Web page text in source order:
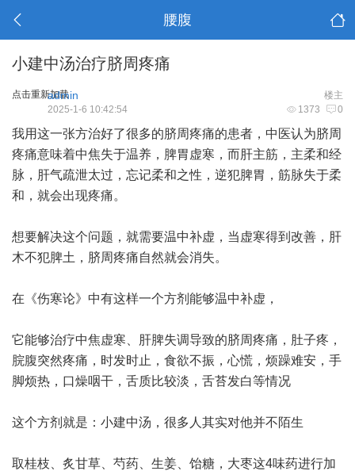
腰腹
小建中汤治疗脐周疼痛
点击重新加载 楼主
admin
1373 0
2025-1-6 10:42:54
我用这一张方治好了很多的脐周疼痛的患者，中医认为脐周
疼痛意味着中焦失于温养，脾胃虚寒，而肝主筋，主柔和经
脉，肝气疏泄太过，忘记柔和之性，逆犯脾胃，筋脉失于柔
和，就会出现疼痛。
想要解决这个问题，就需要温中补虚，当虚寒得到改善，肝
木不犯脾土，脐周疼痛自然就会消失。
在《伤寒论》中有这样一个方剂能够温中补虚，
它能够治疗中焦虚寒、肝脾失调导致的脐周疼痛，肚子疼，
脘腹突然疼痛，时发时止，食欲不振，心慌，烦躁难安，手
脚烦热，口燥咽干，舌质比较淡，舌苔发白等情况
这个方剂就是：小建中汤，很多人其实对他并不陌生
取桂枝、炙甘草、芍药、生姜、饴糖，大枣这4味药进行加